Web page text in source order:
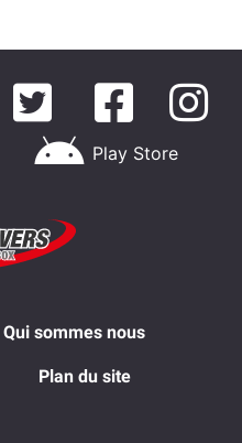
Play Store
Qui sommes nous
Plan du site